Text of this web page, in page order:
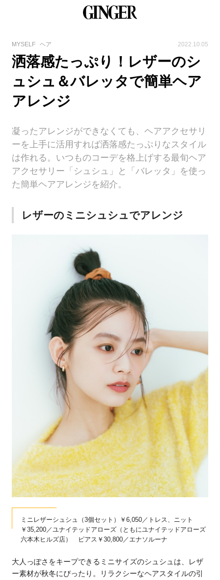
MYSELF ヘア 2022.10.05
洒落感たっぷり！レザーのシ
ュシュ＆バレッタで簡単ヘア
アレンジ
凝ったアレンジができなくても、ヘアアクセサリ
ーを上手に活用すれば洒落感たっぷりなスタイル
は作れる。いつものコーデを格上げする最旬ヘア
アクセサリー「シュシュ」と「バレッタ」を使っ
た簡単ヘアアレンジを紹介。
レザーのミニシュシュでアレンジ
ミニレザーシュシュ（3個セット）￥6,050／トレス、ニット
￥35,200／ユナイテッドアローズ（ともにユナイテッドアローズ
六本木ヒルズ店） ピアス￥30,800／エナソルーナ
大人っぽさをキープできるミニサイズのシュシュは、レザ
ー素材が秋冬にぴったり。リラクシーなヘアスタイルの引